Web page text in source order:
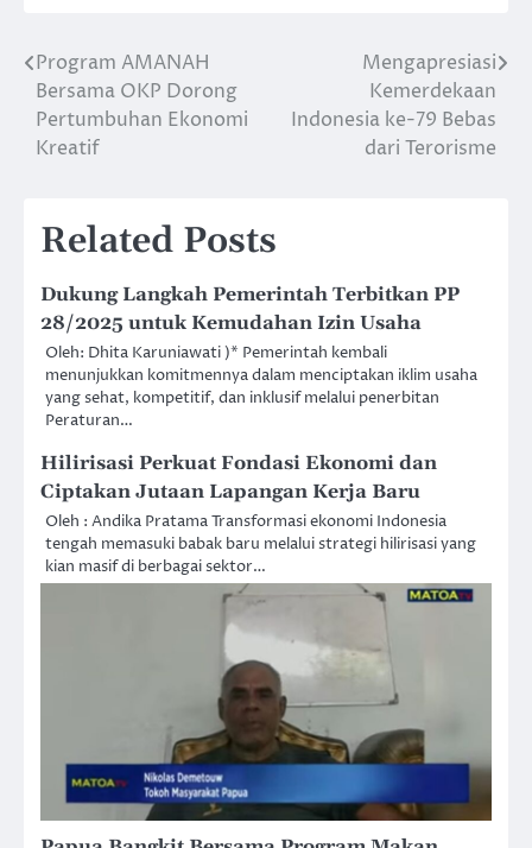
Post
navigation
Program AMANAH
Bersama OKP Dorong
Pertumbuhan Ekonomi
Kreatif
Mengapresiasi
Kemerdekaan
Indonesia ke-79 Bebas
dari Terorisme
Related Posts
Dukung Langkah Pemerintah Terbitkan PP
28/2025 untuk Kemudahan Izin Usaha
Oleh: Dhita Karuniawati )* Pemerintah kembali
menunjukkan komitmennya dalam menciptakan iklim usaha
yang sehat, kompetitif, dan inklusif melalui penerbitan
Peraturan…
Hilirisasi Perkuat Fondasi Ekonomi dan
Ciptakan Jutaan Lapangan Kerja Baru
Oleh : Andika Pratama Transformasi ekonomi Indonesia
tengah memasuki babak baru melalui strategi hilirisasi yang
kian masif di berbagai sektor…